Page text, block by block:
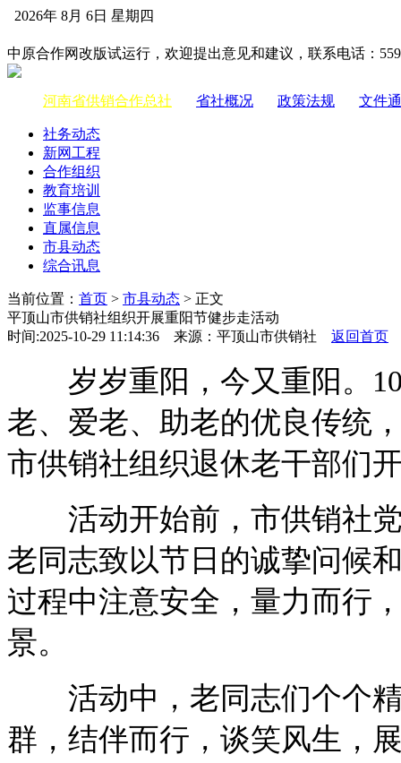
2026年 8月 6日 星期四
中原合作网改版试运行，欢迎提出意见和建议，联系电话：
河南省供销合作总社 省社概况 政策法规 文件
社务动态
新网工程
合作组织
教育培训
监事信息
直属信息
市县动态
综合讯息
当前位置： 首页 > 市县动态 > 正文
平顶山市供销社组织开展重阳节健步走活动
时间:2025-10-29 11:14:36 来源：平顶山市供销社 返回首页
岁岁重阳，今又重阳。10
老、爱老、助老的优良传统
市供销社组织退休老干部们
活动开始前，市供销社党
老同志致以节日的诚挚问候
过程中注意安全，量力而行
景。
活动中，老同志们个个精
群，结伴而行，谈笑风生，